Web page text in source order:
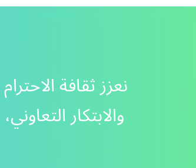
نعزز ثقافة
والابتكار